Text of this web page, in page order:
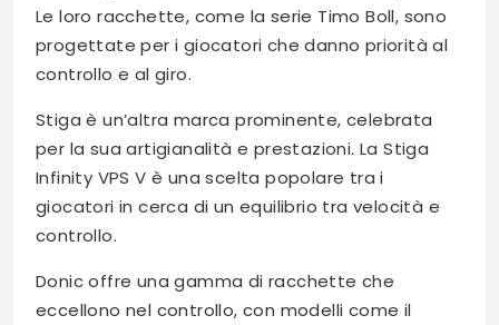
Le loro racchette, come la serie Timo Boll, sono
progettate per i giocatori che danno priorità al
controllo e al giro.
Stiga è un’altra marca prominente, celebrata
per la sua artigianalità e prestazioni. La Stiga
Infinity VPS V è una scelta popolare tra i
giocatori in cerca di un equilibrio tra velocità e
controllo.
Donic offre una gamma di racchette che
eccellono nel controllo, con modelli come il